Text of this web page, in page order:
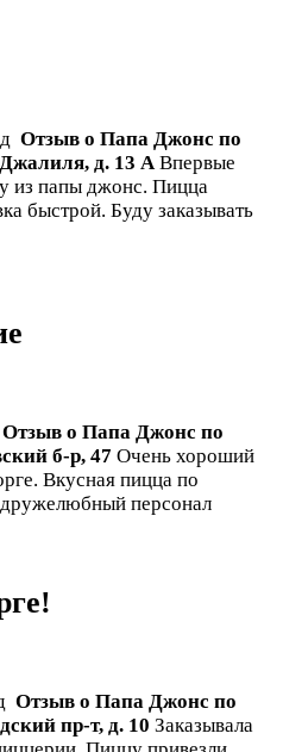
Отзыв о Папа Джонс по
д. 13 А Впервые
из папы джонс. Пицца
быстрой. Буду заказывать
Отзыв о Папа Джонс по
б-р, 47 Очень хороший
Вкусная пицца по
персонал
Отзыв о Папа Джонс по
пр-т, д. 10 Заказывала